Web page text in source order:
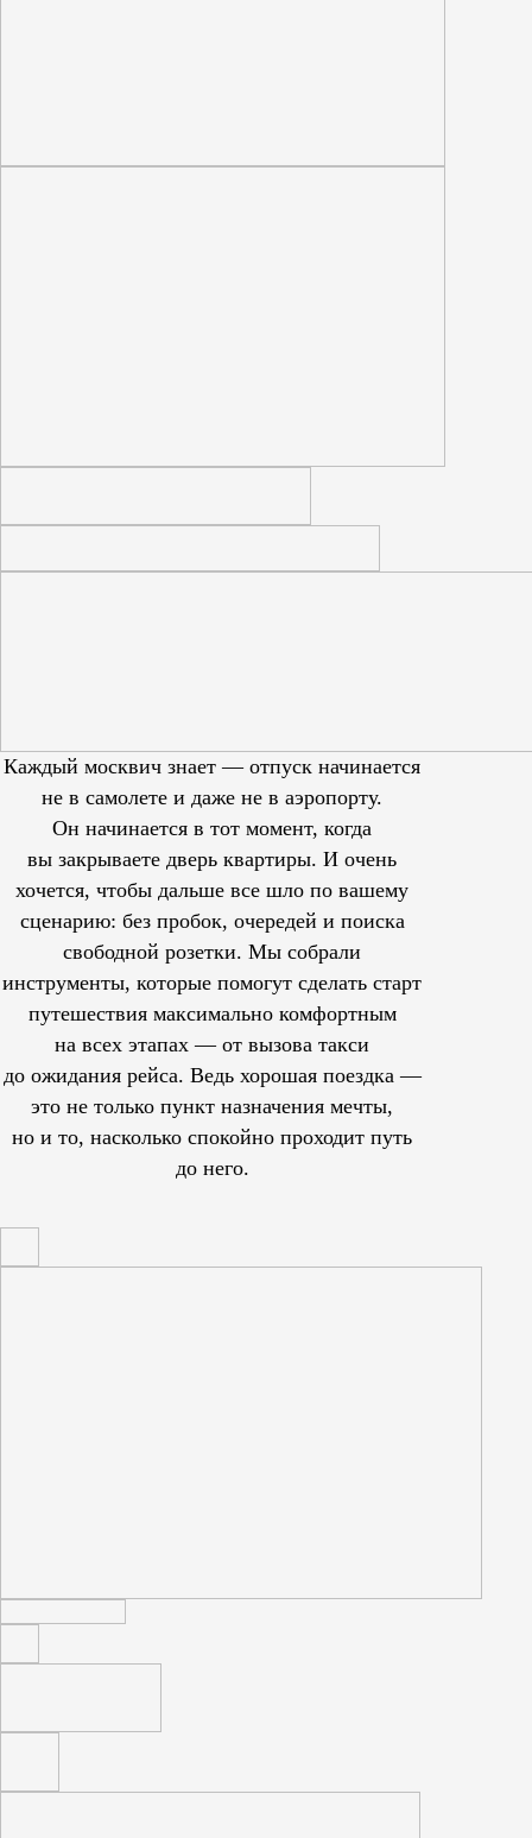
Каждый москвич знает — отпуск начинается
не в самолете и даже не в аэропорту.
Он начинается в тот момент, когда
вы закрываете дверь квартиры. И очень
хочется, чтобы дальше все шло по вашему
сценарию: без пробок, очередей и поиска
свободной розетки. Мы собрали
инструменты, которые помогут сделать старт
путешествия максимально комфортным
на всех этапах — от вызова такси
до ожидания рейса. Ведь хорошая поездка —
это не только пункт назначения мечты,
но и то, насколько спокойно проходит путь
до него.